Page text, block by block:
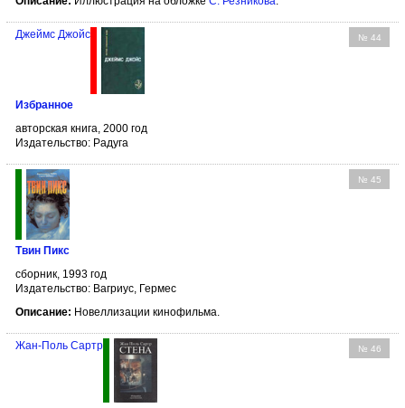
№ 44
Джеймс Джойс
Избранное
авторская книга, 2000 год
Издательство: Радуга
№ 45
Твин Пикс
сборник, 1993 год
Издательство: Вагриус, Гермес
Описание: Новеллизации кинофильма.
№ 46
Жан-Поль Сартр